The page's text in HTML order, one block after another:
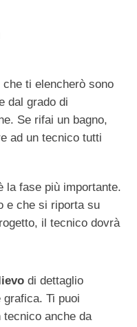
ti elencherò sono
dal grado di
Se rifai un bagno,
ad un tecnico tutti
la fase più importante.
e che si riporta su
il tecnico dovrà
di dettaglio
Ti puoi
tecnico anche da